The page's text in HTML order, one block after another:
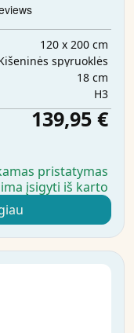
120 x 200 cm
spyruoklės
18 cm
H3
139,95 €
pristatymas
įsigyti iš karto